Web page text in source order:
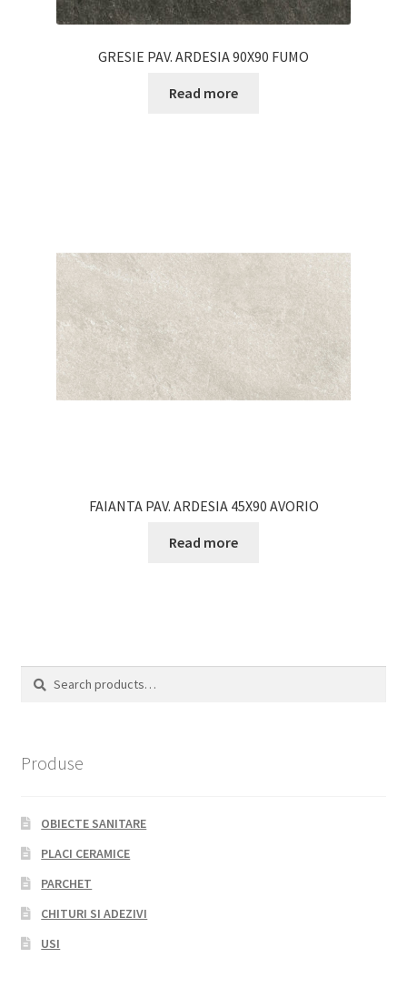
GRESIE PAV. ARDESIA 90X90 FUMO
Read more
FAIANTA PAV. ARDESIA 45X90 AVORIO
Read more
Search
Search
Produse
OBIECTE SANITARE
PLACI CERAMICE
PARCHET
CHITURI SI ADEZIVI
USI